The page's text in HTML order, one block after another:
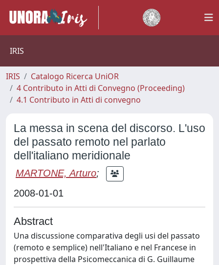
IRIS
IRIS
Catalogo Ricerca UniOR
4 Contributo in Atti di Convegno (Proceeding)
4.1 Contributo in Atti di convegno
La messa in scena del discorso. L'uso
del passato remoto nel parlato
dell'italiano meridionale
MARTONE, Arturo;
2008-01-01
Abstract
Una discussione comparativa degli usi del passato
(remoto e semplice) nell'Italiano e nel Francese in
prospettiva della Psicomeccanica di G. Guillaume